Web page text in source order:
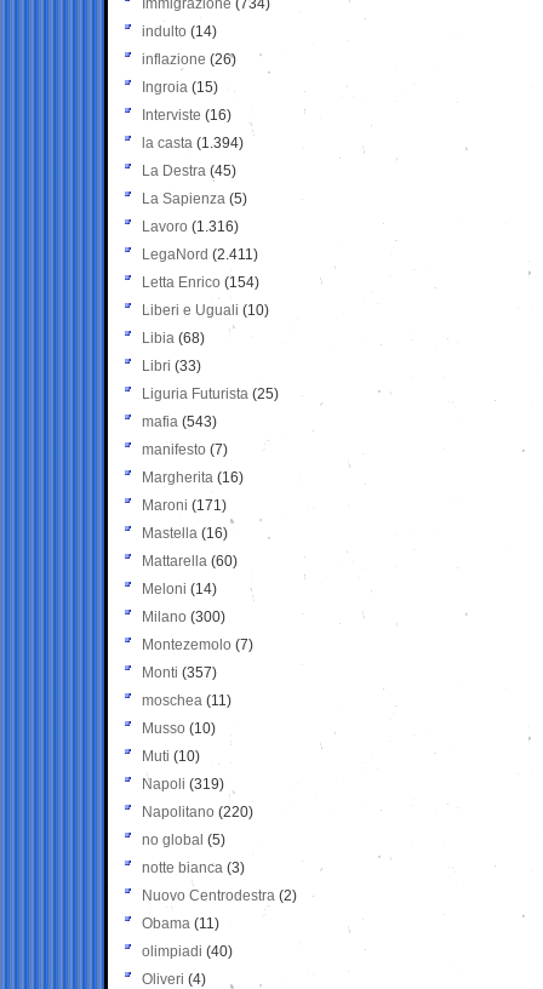
Immigrazione (734)
indulto (14)
inflazione (26)
Ingroia (15)
Interviste (16)
la casta (1.394)
La Destra (45)
La Sapienza (5)
Lavoro (1.316)
LegaNord (2.411)
Letta Enrico (154)
Liberi e Uguali (10)
Libia (68)
Libri (33)
Liguria Futurista (25)
mafia (543)
manifesto (7)
Margherita (16)
Maroni (171)
Mastella (16)
Mattarella (60)
Meloni (14)
Milano (300)
Montezemolo (7)
Monti (357)
moschea (11)
Musso (10)
Muti (10)
Napoli (319)
Napolitano (220)
no global (5)
notte bianca (3)
Nuovo Centrodestra (2)
Obama (11)
olimpiadi (40)
Oliveri (4)